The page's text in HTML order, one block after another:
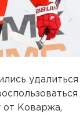
удалиться
от Коваржа,